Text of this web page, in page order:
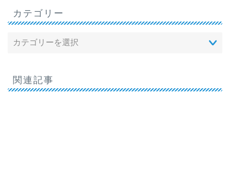
カテゴリー
関連記事